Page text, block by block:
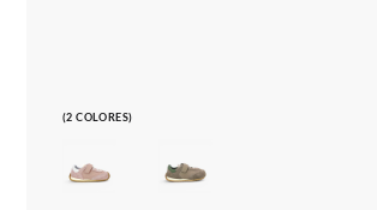
(2 COLORES)